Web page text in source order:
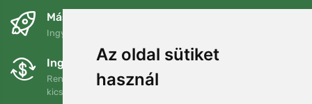
Az oldal sütiket
használ
Másnapra és ingyenesen
Ingyenes szállítás a következő összeg felett: 80 EUR
Ingyenes csere és visszaküldés
Rendelését 90 napon belül bármikor visszaküldheti vagy
kicserélheti.